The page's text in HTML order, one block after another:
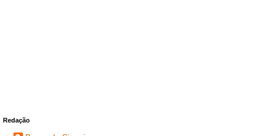
Redação